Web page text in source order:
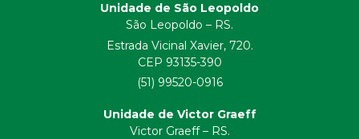
Unidade de São Leopoldo
São Leopoldo – RS.
Estrada Vicinal Xavier, 720.
CEP 93135-390
(51) 99520-0916
Unidade de Victor Graeff
Victor Graeff – RS.